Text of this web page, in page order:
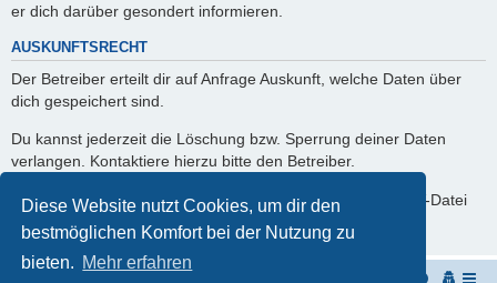
Diese Website nutzt Cookies, um dir den
bestmöglichen Komfort bei der Nutzung zu
bieten. Mehr erfahren
er dich darüber gesondert informieren.
AUSKUNFTSRECHT
Der Betreiber erteilt dir auf Anfrage Auskunft, welche Daten über
dich gespeichert sind.
Du kannst jederzeit die Löschung bzw. Sperrung deiner Daten
verlangen. Kontaktiere hierzu bitte den Betreiber.
Du kannst jederzeit Deine persönlichen Profildaten als CSV-Datei
runterladen.